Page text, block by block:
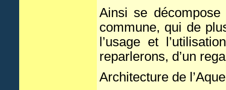
Ainsi se
commune, qui de
l’usage et
reparlerons, d’un
Architecture de